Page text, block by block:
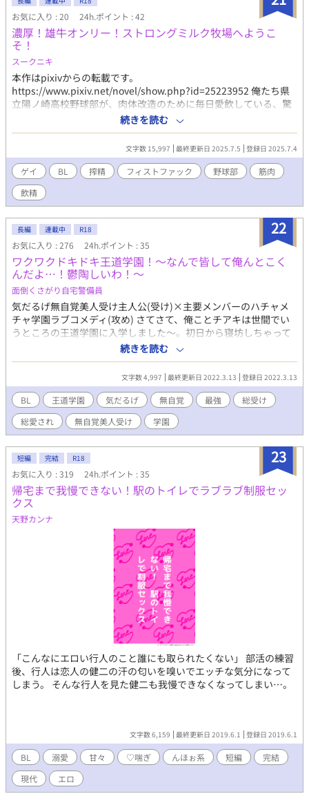
「男の体なのに……なんでこんなに疼くんだよ」。反対隣りのブ
ースから客の笑いが漏れる中、フェラチオの水音、アナルファッ
クの快感で漏れる喘ぎ声がBGMに混ざって部屋に響く。ノンケの
佑司は、松谷の16cmの陰茎をフェラし、指で前立腺を刺激されな
がら、バージンアナルを3本の指でほぐされる。「先輩の指の動き
でビクビク……恥ずかしいのに、チンポから汁が」。ブースの薄
いカーテンを隔てた日常の喧騒が、秘密の熱気を煽り立てる。イ
ンカレの夜から続く、学園祭の熱いマッサージ――それは、汗と
ローションの渦の中で、ノンケの限界を試す禁断の誘惑として、
佑司の胸をざわつかせていた。 （過激な描写を含むため、18歳以
上の読者に限定） 【シリーズ第1作「男子体操部 深夜の団体戦」
の続編です。】
お気に入り : 20 24h.ポイント : 42
濃厚！雄牛オンリー！ストロングミルク牧場へようこ
そ！
スークニキ
本作はpixivからの転載です。
https://www.pixiv.net/novel/show.php?id=25223952 俺たち県
立陽ノ崎高校野球部が、肉体改造のために毎日愛飲している、驚
異の栄養飲料『ストロングミルク』。 その力の秘密を探るため、
俺たちは山奥にそびえ立つ生産牧場へと、社会科見学にやってき
た！ 出迎えてくれたのは、熊みてえな体格のマッチョな牧場主。
そして、牛舎にずらりと並んでいたのは、俺たちの憧れそのも
の…筋骨隆々に鍛え上げられた、たくましい『雄牛』たちだっ
た。 そして、俺たちの目の前で始まったのは、常識がぶっ壊れる
衝撃の搾乳メソッド！ 「こうするともっと出るんだよォッ！」 牧
場主の丸太みてえな腕が、雄牛のケツの穴に、躊躇なくズッッッ
ッッブリと突き刺さる！ 「ん”ぎゃあああッ！びぐッ！い”ぐぅぅ
ぅぅぅッ！」 搾乳棟に響き渡るのは、苦痛の悲鳴じゃない。 灼熱
の快感に身をよじり、悶える、濁点まじりの喘ぎ声！ 最高のミル
クは、最高の快感から生まれる…！ やがて俺も、顔中ミルクまみ
れで、その真髄を味わうことに…。 汗と筋肉と、濃厚なミルクに
まみれた、最高の職場見学！ 俺たちの未来は、もしかしたらこの
牧場にあるのかもしれない――！
続きを読む
文字数 15,997 最終更新日 2025.7.5 登録日 2025.7.4
ゲイ BL 搾精 フィストファック 野球部
筋肉
飲精
22
長編 連載中 R18
お気に入り : 276 24h.ポイント : 35
ワクワクドキドキ王道学園！〜なんで皆して俺んとこく
んだよ…！鬱陶しいわ！〜
面倒くさがり自宅警備員
気だるげ無自覚美人受け主人公(受け)×主要メンバーのハチャメ
チャ学園ラブコメディ(攻め) さてさて、俺ことチアキは世間でい
うところの王道学園に入学しました〜。初日から寝坊しちゃって
教師陣から目をつけられかけたけど、楽しい毎日を送っていま
す！(イエイ★)だけど〜、なんでかしらねけど、生徒会のイケメン
どもに認知されているが、まあそんなことどうだっていいっか？
(本人は自分の美貌に気づいていない) 卒業まで自由に楽しく過ご
していくんだ〜！お〜！...ってなんでこんなことになってんだよ
ーーーーー！！(汗) －－－－－－－－－－－－－－－－－－ 〇本
作は全てフィクションです。 〇処女作だからあんまり強く当たん
ないでねーー！汗
続きを読む
文字数 4,997 最終更新日 2022.3.13 登録日 2022.3.13
BL 王道学園 気だるげ 無自覚 最強
総受け
総愛され
無自覚美人受け 学園
23
短編 完結 R18
お気に入り : 319 24h.ポイント : 35
帰宅まで我慢できない！駅のトイレでラブラブ制服セッ
クス
天野カンナ
「こんなにエロい行人のこと誰にも取られたくない」 部活の練習
後、行人は恋人の健二の汗の匂いを嗅いでエッチな気分になって
しまう。 そんな行人を見た健二も我慢できなくなってしまい…。
文字数 6,159 最終更新日 2019.6.1 登録日 2019.6.1
BL 溺愛 甘々 ♡喘ぎ んほぉ系 短編
完結
現代
エロ